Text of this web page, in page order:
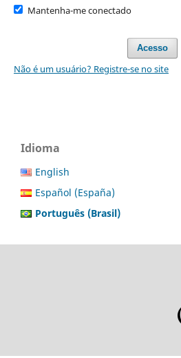
Mantenha-me conectado
Acesso
Não é um usuário? Registre-se no site
Idioma
English
Español (España)
Português (Brasil)